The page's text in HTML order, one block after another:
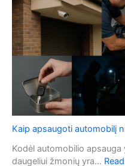
Kaip apsaugoti automobilį
Kodėl automobilio
daugeliui žmonių yra…